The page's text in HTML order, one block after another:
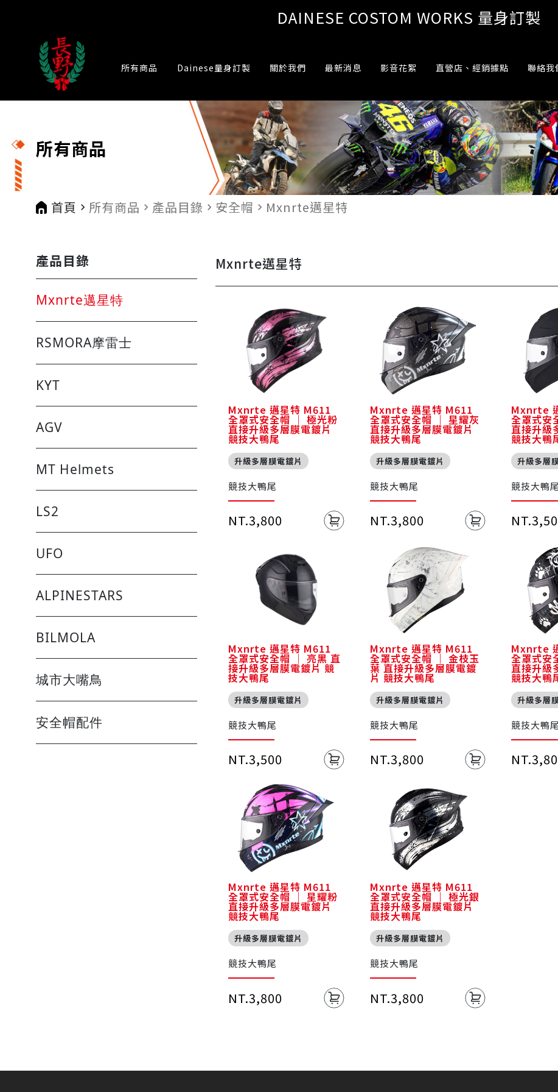
DAINESE COSTOM WORKS 量身訂製
所有商品 Dainese量身訂製 關於我們 最新消息 影音花絮 直營店、經銷據點 聯絡我
所有商品
首頁 navigate_next 所有商品 navigate_next 產品目錄 navigate_next 安全帽 navigate_next Mxnrte邁星特
產品目錄
Mxnrte邁星特
RSMORA摩雷士
KYT
AGV
MT Helmets
LS2
UFO
ALPINESTARS
BILMOLA
城市大嘴鳥
安全帽配件
Mxnrte邁星特
Mxnrte 邁星特 M611
全罩式安全帽 ｜ 極光粉
直接升級多層膜電鍍片
競技大鴨尾
升級多層膜電鍍片
競技大鴨尾
NT.3,800
Mxnrte 邁星特 M611
全罩式安全帽 ｜ 星耀灰
直接升級多層膜電鍍片
競技大鴨尾
升級多層膜電鍍片
競技大鴨尾
NT.3,800
Mxnrte
全罩式安
直接升級
競技大鴨
升級多層
競技大鴨尾
Mxnrte 邁星特 M611
全罩式安全帽 ｜ 亮黑 直
接升級多層膜電鍍片 競
技大鴨尾
升級多層膜電鍍片
競技大鴨尾
NT.3,500
Mxnrte 邁星特 M611
全罩式安全帽 ｜ 金枝玉
葉 直接升級多層膜電鍍
片 競技大鴨尾
升級多層膜電鍍片
競技大鴨尾
NT.3,800
Mxnrte
全罩式安
直接升級
競技大鴨
升級多層
競技大鴨尾
Mxnrte 邁星特 M611
全罩式安全帽 ｜ 星耀粉
直接升級多層膜電鍍片
競技大鴨尾
升級多層膜電鍍片
競技大鴨尾
NT.3,800
Mxnrte 邁星特 M611
全罩式安全帽 ｜ 極光銀
直接升級多層膜電鍍片
競技大鴨尾
升級多層膜電鍍片
競技大鴨尾
NT.3,800